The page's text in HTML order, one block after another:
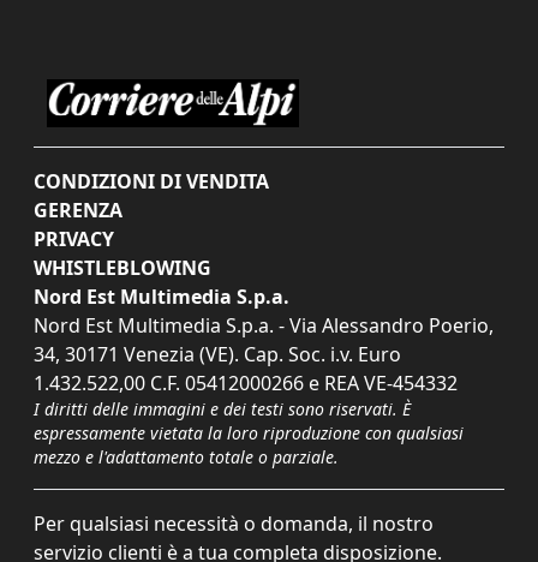
CONDIZIONI DI VENDITA
GERENZA
PRIVACY
WHISTLEBLOWING
Nord Est Multimedia S.p.a.
Nord Est Multimedia S.p.a. - Via Alessandro Poerio,
34, 30171 Venezia (VE). Cap. Soc. i.v. Euro
1.432.522,00 C.F. 05412000266 e REA VE-454332
I diritti delle immagini e dei testi sono riservati. È
espressamente vietata la loro riproduzione con qualsiasi
mezzo e l'adattamento totale o parziale.
Per qualsiasi necessità o domanda, il nostro
servizio clienti è a tua completa disposizione.